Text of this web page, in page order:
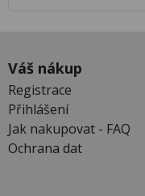
Váš nákup
Registrace
Přihlášení
Jak nakupovat - FAQ
Ochrana dat